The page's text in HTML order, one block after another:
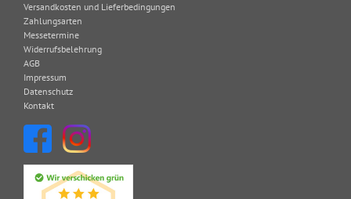
Versandkosten und Lieferbedingungen
Zahlungsarten
Messetermine
Widerrufsbelehrung
AGB
Impressum
Datenschutz
Kontakt